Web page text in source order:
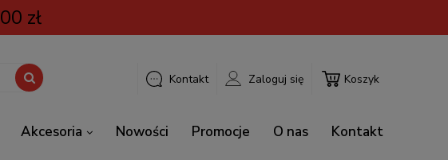
zł
Koszyk
Kontakt Zaloguj się
Akcesoria Nowości Promocje O nas
Kontakt